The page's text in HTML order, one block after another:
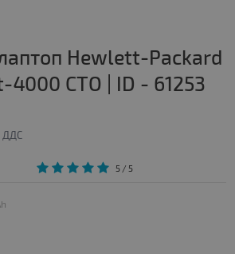
Hewlett-Packard
CTO | ID - 61253
ДДС
5/ 5